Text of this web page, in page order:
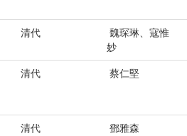
清代
魏琛琳、寇惟
妙
清代 蔡仁堅
清代
鄧雅森